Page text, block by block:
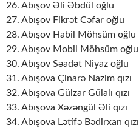
26. Abışov Əli Əbdül oğlu
27. Abışov Fikrət Cəfar oğlu
28. Abışov Habil Möhsüm oğlu
29. Abışov Mobil Möhsüm oğlu
30. Abışov Səadət Niyaz oğlu
31. Abışova Çinarə Nazim qızı
32. Abışova Gülzar Gülalı qızı
33. Abışova Xəzəngül Əli qızı
34. Abışova Lətifə Bədirxan qızı